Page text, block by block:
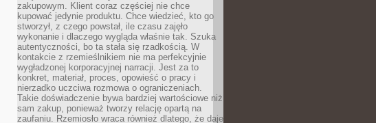
zakupowym. Klient coraz częściej nie chce
kupować jedynie produktu. Chce wiedzieć, kto go
stworzył, z czego powstał, ile czasu zajęło
wykonanie i dlaczego wygląda właśnie tak. Szuka
autentyczności, bo ta stała się rzadkością. W
kontakcie z rzemieślnikiem nie ma perfekcyjnie
wygładzonej korporacyjnej narracji. Jest za to
konkret, materiał, proces, opowieść o pracy i
nierzadko uczciwa rozmowa o ograniczeniach.
Takie doświadczenie bywa bardziej wartościowe niż
sam zakup, ponieważ tworzy relację opartą na
zaufaniu. Rzemiosło wraca również dlatego, że daje